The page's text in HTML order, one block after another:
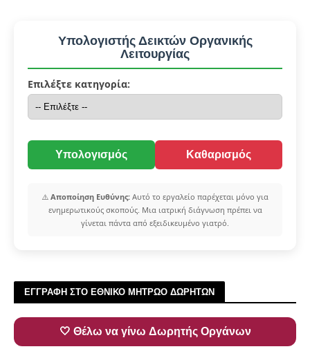
Υπολογιστής Δεικτών Οργανικής
Λειτουργίας
Επιλέξτε κατηγορία:
Υπολογισμός Καθαρισμός
⚠️ Αποποίηση Ευθύνης: Αυτό το εργαλείο παρέχεται μόνο για
ενημερωτικούς σκοπούς. Μια ιατρική διάγνωση πρέπει να
γίνεται πάντα από εξειδικευμένο γιατρό.
ΕΓΓΡΑΦΗ ΣΤΟ ΕΘΝΙΚΟ ΜΗΤΡΩΟ ΔΩΡΗΤΩΝ
🤍 Θέλω να γίνω Δωρητής Οργάνων